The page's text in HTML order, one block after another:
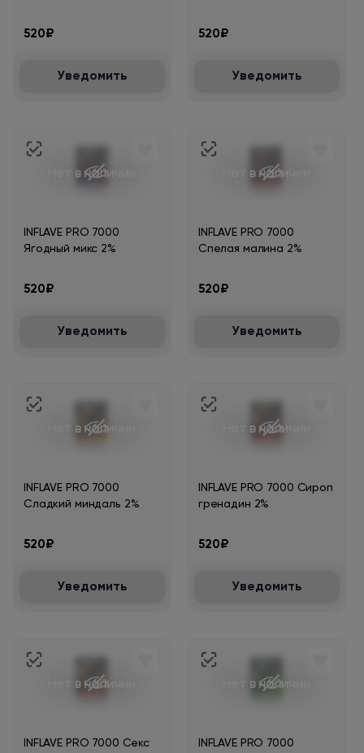
520₽
Уведомить
520₽
Уведомить
Нет в наличии
INFLAVE PRO 7000
Ягодный микс 2%
520₽
Уведомить
Нет в наличии
INFLAVE PRO 7000
Спелая малина 2%
520₽
Уведомить
Нет в наличии
INFLAVE PRO 7000
Сладкий миндаль 2%
520₽
Уведомить
Нет в наличии
INFLAVE PRO 7000 Сироп
гренадин 2%
520₽
Уведомить
Нет в наличии
INFLAVE PRO 7000 Секс
Нет в наличии
INFLAVE PRO 7000